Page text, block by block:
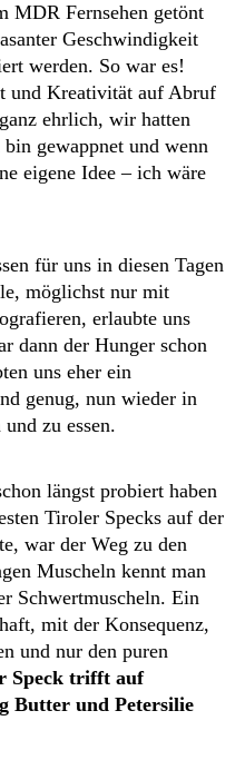
MDR Fernsehen getönt
Geschwindigkeit
werden. So war es!
und Kreativität auf Abruf
ehrlich, wir hatten
gewappnet und wenn
eigene Idee – ich wäre
für uns in diesen Tagen
möglichst nur mit
erlaubte uns
dann der Hunger schon
uns eher ein
genug, nun wieder in
zu essen.
längst probiert haben
Tiroler Specks auf der
war der Weg zu den
Muscheln kennt man
Schwertmuscheln. Ein
mit der Konsequenz,
und nur den puren
Speck trifft auf
Butter und Petersilie